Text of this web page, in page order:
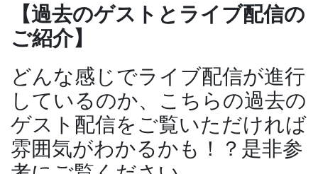
【過去のゲストとライブ配信の
ご紹介】
どんな感じでライブ配信が進行
しているのか、こちらの過去の
ゲスト配信をご覧いただければ
雰囲気がわかるかも！？是非参